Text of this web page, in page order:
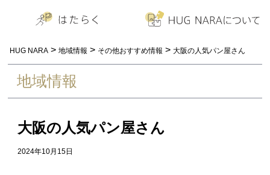
HUG NARA > 地域情報 > その他おすすめ情報 > 大阪の人気パン屋さん
地域情報
大阪の人気パン屋さん
2024年10月15日